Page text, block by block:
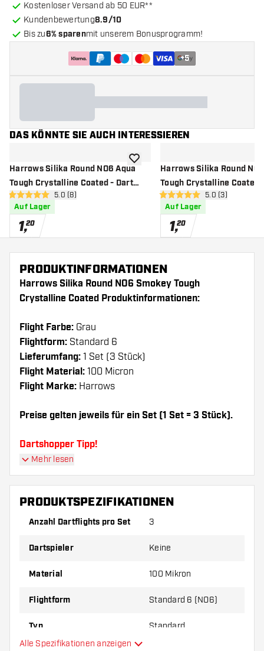
Kostenloser Versand ab 50 EUR**
Kundenbewertung8.9/10
Bis zu6% sparenmit unserem Bonusprogramm!
+5
DAS KÖNNTE SIE AUCH INTERESSIEREN
Harrows Silika Round NO6 Aqua
Tough Crystalline Coated - Dart
Flights Bewertungsbereich öffnen
5 Bewertungssterne
5.0 (8)
Auf Lager
1,20
Zur Wunschliste hinzufügen
Harrows Silika Round
Tough Crystalline Coated
Flights
5 Bewertungssterne
5.0 (3)
Auf Lager
1,20
PRODUKTINFORMATIONEN
Harrows Silika Round NO6 Smokey Tough
Crystalline Coated Produktinformationen:
Flight Farbe: Grau
Flightform: Standard 6
Lieferumfang: 1 Set (3 Stück)
Flight Material: 100 Micron
Flight Marke: Harrows
Preise gelten jeweils für ein Set (1 Set = 3 Stück).
Dartshopper Tipp!
Sorgen Sie für genügend Ersatz Flights und
abnutzen oder brechen.
Material oder eine andere Dicke der Flights aus,
um herauszufinden, welche Variante am besten
Mehr lesen
PRODUKTSPEZIFIKATIONEN
Anzahl Dartflights pro Set 3
Dartspieler Keine
Material 100 Mikron
Flightform Standard 6 (NO6)
Typ Standard
Alle Spezifikationen anzeigen